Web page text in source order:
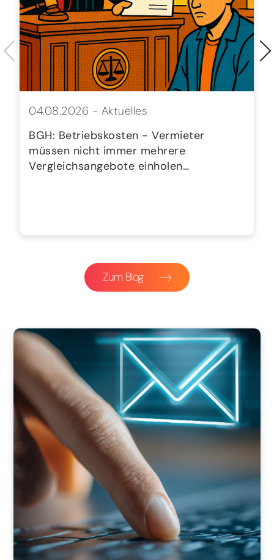
04.08.2026 - Aktuelles
BGH: Betriebskosten - Vermieter
müssen nicht immer mehrere
Vergleichsangebote einholen…
Zum Blog